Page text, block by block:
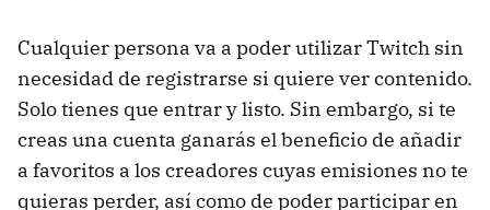
Cualquier persona va a poder utilizar Twitch sin
necesidad de registrarse si quiere ver contenido.
Solo tienes que entrar y listo. Sin embargo, si te
creas una cuenta ganarás el beneficio de añadir
a favoritos a los creadores cuyas emisiones no te
quieras perder, así como de poder participar en